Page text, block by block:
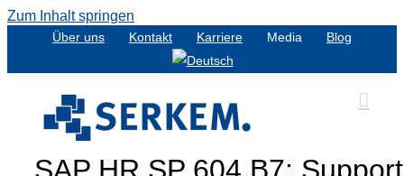
Zum Inhalt springen
Über uns Kontakt Karriere Media Blog